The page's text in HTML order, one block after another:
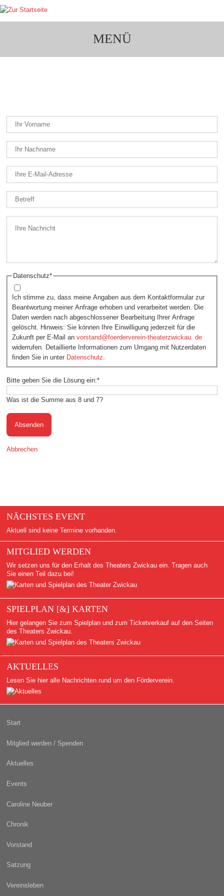
MENÜ
Datenschutz*
Ich stimme zu, dass meine Angaben aus dem Kontaktformular zur
Beantwortung meiner Anfrage erhoben und verarbeitet werden. Die
Daten werden nach abgeschlossener Bearbeitung Ihrer Anfrage
gelöscht. Hinweis: Sie können Ihre Einwilligung jederzeit für die
Zukunft per E-Mail anvorstand@foerderverein-theaterzwickau. de
widerrufen. Detaillierte Informationen zum Umgang mit Nutzerdaten
finden Sie in unter Datenschutz.
Bitte geben Sie die Lösung ein:*
Was ist die Summe aus 8 und 7?
Absenden
Abbrechen
NÄCHSTES EVENT
Aktuell sind keine Termine vorhanden.
MITGLIED WERDEN
Wir setzen uns für den Erhalt des Theaters Zwickau ein. Tragen auch
Sie einen Teil dazu bei!
SPIELPLAN [&] KARTEN
Hier gelangen Sie zum Spielplan und zum Ticketverkauf auf den Seiten
des Theaters Zwickau.
AKTUELLES
Lesen Sie hier alle Nachrichten rund um den Förderverein.
Start
Mitglied werden / Spenden
Aktuelles
Events
Caroline Neuber
Chronik
Vorstand
Satzung
Vereinsleben